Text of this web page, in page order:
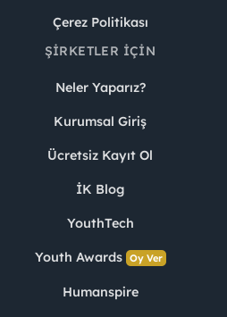
Çerez Politikası
ŞIRKETLER İÇIN
Neler Yaparız?
Kurumsal Giriş
Ücretsiz Kayıt Ol
İK Blog
YouthTech
Youth Awards Oy Ver
Humanspire